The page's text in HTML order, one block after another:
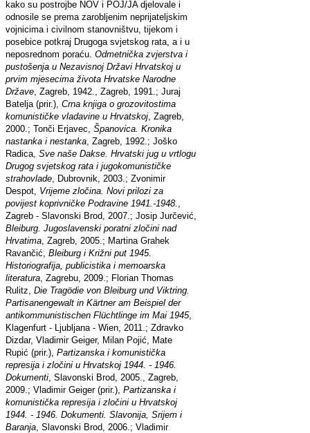
kako su postrojbe NOV i POJ/JA djelovale i
odnosile se prema zarobljenim neprijateljskim
vojnicima i civilnom stanovništvu, tijekom i
posebice potkraj Drugoga svjetskog rata, a i u
neposrednom poraću. Odmetnička zvjerstva i
pustošenja u Nezavisnoj Državi Hrvatskoj u
prvim mjesecima života Hrvatske Narodne
Države , Zagreb, 1942., Zagreb, 1991.; Juraj
Batelja (prir.), Crna knjiga o grozovitostima
komunističke vladavine u Hrvatskoj , Zagreb,
2000.; Tonči Erjavec, Španovica. Kronika
nastanka i nestanka , Zagreb, 1992.; Joško
Radica, Sve naše Dakse. Hrvatski jug u vrtlogu
Drugog svjetskog rata i jugokomunističke
strahovlade , Dubrovnik, 2003.; Zvonimir
Despot, Vrijeme zločina. Novi prilozi za
povijest koprivničke Podravine 1941.-1948.
Zagreb - Slavonski Brod, 2007.; Josip Jurčević,
Bleiburg. Jugoslavenski poratni zločini nad
Hrvatima , Zagreb, 2005.; Martina Grahek
Ravančić, Bleiburg i Križni put 1945.
Historiografija, publicistika i memoarska
literatura , Zagrebu, 2009.; Florian Thomas
Rulitz, Die Tragödie von Bleiburg und Viktring.
Partisanengewalt in Kärtner am Beispiel der
antikommunistischen Flüchtlinge im Mai 1945,
Klagenfurt - Ljubljana - Wien, 2011.; Zdravko
Dizdar, Vladimir Geiger, Milan Pojić, Mate
Rupić (prir.), Partizanska i komunistička
represija i zločini u Hrvatskoj 1944. - 1946.
Dokumenti , Slavonski Brod, 2005., Zagreb,
2009.; Vladimir Geiger (prir.), Partizanska i
komunistička represija i zločini u Hrvatskoj
1944. - 1946. Dokumenti. Slavonija, Srijem i
Baranja , Slavonski Brod, 2006.; Vladimir